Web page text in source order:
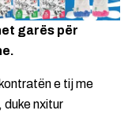
garës për
e tij me
duke nxitur